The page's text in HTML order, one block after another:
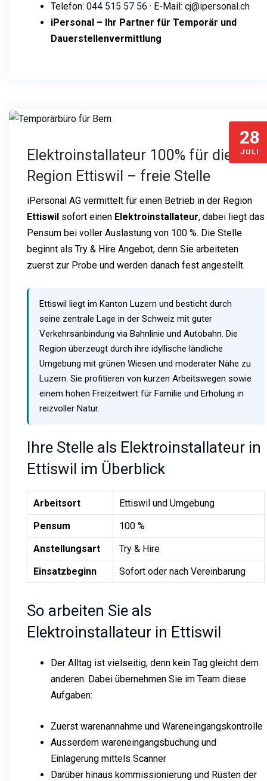
Telefon: 044 515 57 56 · E-Mail: cj@ipersonal.ch
iPersonal – Ihr Partner für Temporär und
Dauerstellenvermittlung
28
JULI
Elektroinstallateur 100% für die
Region Ettiswil – freie Stelle
iPersonal AG vermittelt für einen Betrieb in der Region
Ettiswil sofort einen Elektroinstallateur, dabei liegt das
Pensum bei voller Auslastung von 100 %. Die Stelle
beginnt als Try & Hire Angebot, denn Sie arbeiteten
zuerst zur Probe und werden danach fest angestellt.
Ettiswil liegt im Kanton Luzern und besticht durch
seine zentrale Lage in der Schweiz mit guter
Verkehrsanbindung via Bahnlinie und Autobahn. Die
Region überzeugt durch ihre idyllische ländliche
Umgebung mit grünen Wiesen und moderater Nähe zu
Luzern. Sie profitieren von kurzen Arbeitswegen sowie
einem hohen Freizeitwert für Familie und Erholung in
reizvoller Natur.
Ihre Stelle als Elektroinstallateur in
Ettiswil im Überblick
Arbeitsort
Ettiswil und Umgebung
Pensum
100 %
Anstellungsart
Try & Hire
Einsatzbeginn
Sofort oder nach Vereinbarung
So arbeiten Sie als
Elektroinstallateur in Ettiswil
Der Alltag ist vielseitig, denn kein Tag gleicht dem
anderen. Dabei übernehmen Sie im Team diese
Aufgaben:
Zuerst warenannahme und Wareneingangskontrolle
Ausserdem wareneingangsbuchung und
Einlagerung mittels Scanner
Darüber hinaus kommissionierung und Rüsten der